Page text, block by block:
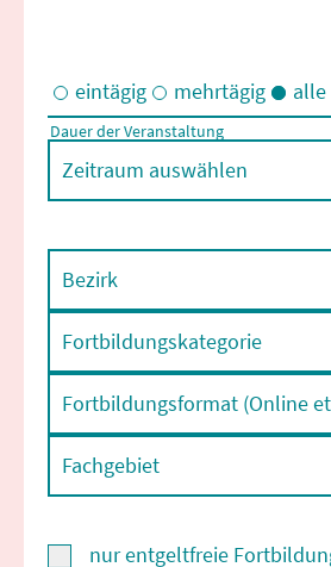
Eintägige und/oder mehrtägige
eintägig mehrtägig alle
Dauer der Veranstaltung
Zeitraum auswählen
Bezirk
Fortbildungskategorie
Fortbildungsformat (Online
Fachgebiet
nur entgeltfreie